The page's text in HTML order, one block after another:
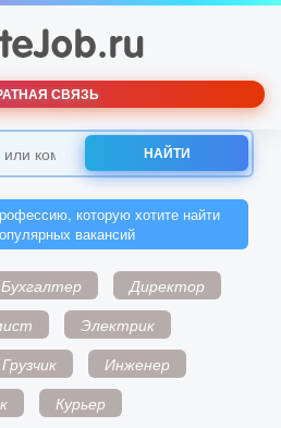
СВЯЗЬ
НАЙТИ
которую хотите найти
вакансий
Бухгалтер
Директор
Электрик
Грузчик
Инженер
Курьер